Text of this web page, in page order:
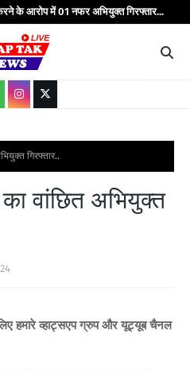
के आरोप में 01 नफर अभियुक्त गिरफ्तार...
गिरफ्तार..
का वांछित अभियुक्त
हमारे व्हाट्सएप ग्रुप और यूट्यूब चैनल